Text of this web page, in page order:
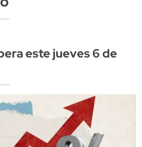
este jueves 6 de